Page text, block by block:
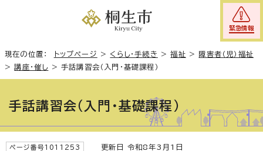
緊急情報
現在の位置： トップページ > くらし・手続き >福祉 >
障害者（児）福祉
>講座・催し >手話講習会（入門・基礎課程）
手話講習会（入門・基礎課程）
ページ番号1011253 更新日 令和8年3月1日